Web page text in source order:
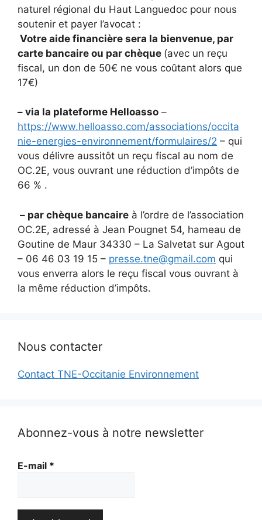
naturel régional du Haut Languedoc pour nous
soutenir et payer l’avocat :
Votre aide financière sera la bienvenue, par
carte bancaire ou par chèque (avec un reçu
fiscal, un don de 50€ ne vous coûtant alors que
17€)
– via la plateforme Helloasso –
https://www.helloasso.com/associations/occita
nie-energies-environnement/formulaires/2 – qui
vous délivre aussitôt un reçu fiscal au nom de
OC.2E, vous ouvrant une réduction d’impôts de
66 % .
– par chèque bancaire à l’ordre de l’association
OC.2E, adressé à Jean Pougnet 54, hameau de
Goutine de Maur 34330 – La Salvetat sur Agout
– 06 46 03 19 15 – presse.tne@gmail.com qui
vous enverra alors le reçu fiscal vous ouvrant à
la même réduction d’impôts.
Nous contacter
Contact TNE-Occitanie Environnement
Abonnez-vous à notre newsletter
E-mail *